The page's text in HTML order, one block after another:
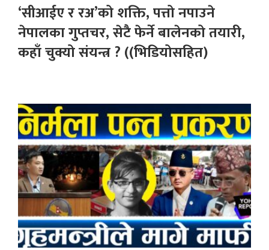
‘सीआईए र रअ’को शक्ति, पत्तो नपाउने
नेपालका गुप्तचर, सेटै फेर्ने बालेनको तयारी,
कहाँ चुक्यो संयन्त्र ? ((भिडियोसहित)